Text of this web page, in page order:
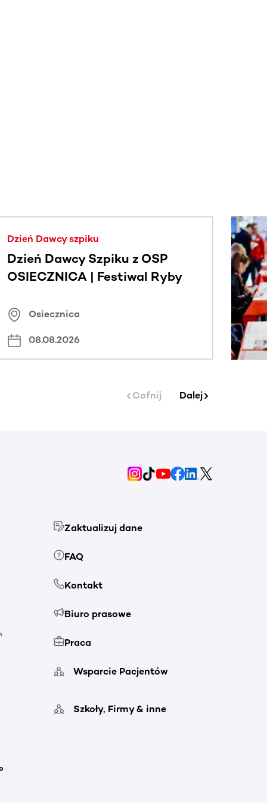
Dzień Dawcy szpiku
Dzień Dawcy Szpiku z OSP
OSIECZNICA | Festiwal Ryby
Osiecznica
08.08.2026
Cofnij Dalej
Zaktualizuj dane
FAQ
Kontakt
Biuro prasowe
Praca
Wsparcie Pacjentów
Szkoły, Firmy & inne